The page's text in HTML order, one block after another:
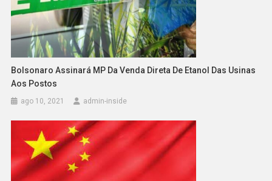
Bolsonaro Assinará MP Da Venda Direta De Etanol Das Usinas
Aos Postos
ago 10, 2021 admin-inside